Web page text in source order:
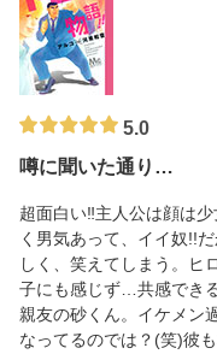
5.0
噂に聞いた通り…
超面白い‼主人公は顔は
く男気あって、イイ奴!!
しく、笑えてしまう。ヒ
子にも感じず…共感でき
親友の砂くん。イケメン
なってるのでは？(笑)彼